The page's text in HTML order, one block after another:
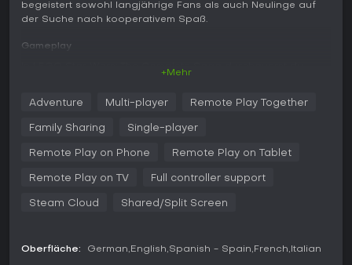
begeistert sowohl langjährige Fans als auch Neulinge auf
der Suche nach kooperativem Spaß.
Gameplay
Fähigkeiten einzusetzen. Der Kampf umfasst einfache
Nahkämpfe und Blaster-Duelle, während Rätsel Teamwork
oder aus verstreuten LEGO-Teilen Konstruktionen zu bauen.
oder Speedern in offenen Arealen ein und sorgen für
erlauben kreative Interaktionen wie das Anheben von
+Mehr
Adventure Multi-player Remote Play Together
Family Sharing Single-player
Remote Play on Phone Remote Play on Tablet
Remote Play on TV Full controller support
Steam Cloud Shared/Split Screen
Oberfläche: German English Spanish - Spain French Italian